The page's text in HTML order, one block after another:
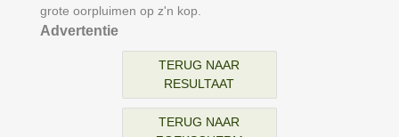
grote oorpluimen op z'n kop.
Advertentie
TERUG NAAR
RESULTAAT
TERUG NAAR